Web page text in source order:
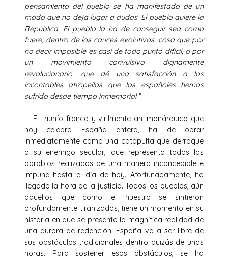
pensamiento del pueblo se ha manifestado de un
modo que no deja lugar a dudas. El pueblo quiere la
República. El pueblo la ha de conseguir sea como
fuere; dentro de los cauces evolutivos, cosa que por
no decir imposible es casi de todo punto difícil, o por
un movimiento convulsivo dignamente
revolucionario, que dé una satisfacción a los
incontables atropellos que los españoles hemos
sufrido desde tiempo inmemorial.”
El triunfo franca y virilmente antimonárquico que
hoy celebra España entera, ha de obrar
inmediatamente como una catapulta que derroque
a su enemigo secular, que representa todos los
oprobios realizados de una manera inconcebible e
impune hasta el día de hoy. Afortunadamente, ha
llegado la hora de la justicia. Todos los pueblos, aún
aquellos que como el nuestro se sintieron
profundamente tiranizados, tiene un momento en su
historia en que se presenta la magnífica realidad de
una aurora de redención. España va a ser libre de
sus obstáculos tradicionales dentro quizás de unas
horas. Para sostener esos obstáculos, se ha